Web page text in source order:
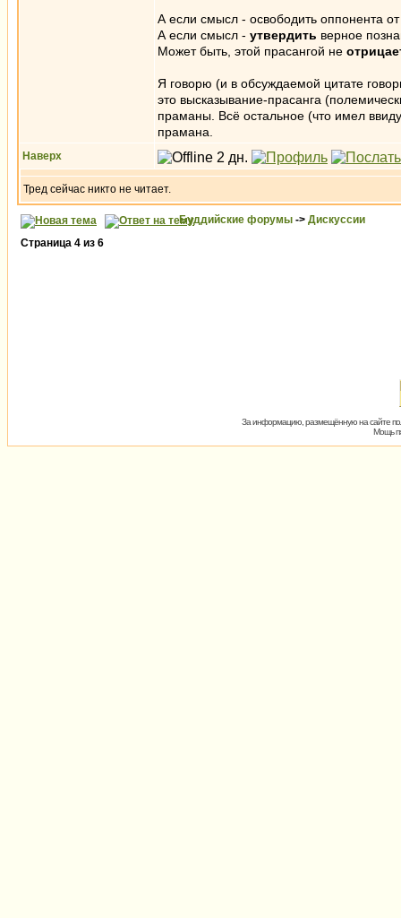
А если смысл - освободить оппонента
А если смысл - утвердить верное
Может быть, этой прасангой не
Я говорю (и в обсуждаемой цитате
это высказывание-прасанга
праманы. Всё остальное (что имел
прамана.
Наверх
Тред сейчас никто не читает.
Буддийские форумы -> Дискуссии
Страница 4 из 6
За информацию, размещённую на сайте
Мощь